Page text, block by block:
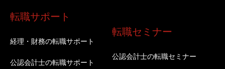
転職サポート
経理・財務の転職サポート
公認会計士の転職サポート
転職セミナー
公認会計士の転職セミナー